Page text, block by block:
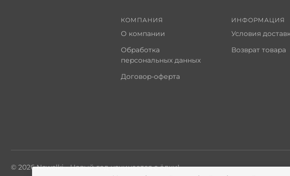
КОМПАНИЯ
О компании
Обработка
персональных данных
Договор-оферта
ИНФОРМАЦИЯ
Условия
Возврат товара
© 2026 Newelki - Новый год начинается с ёлки!